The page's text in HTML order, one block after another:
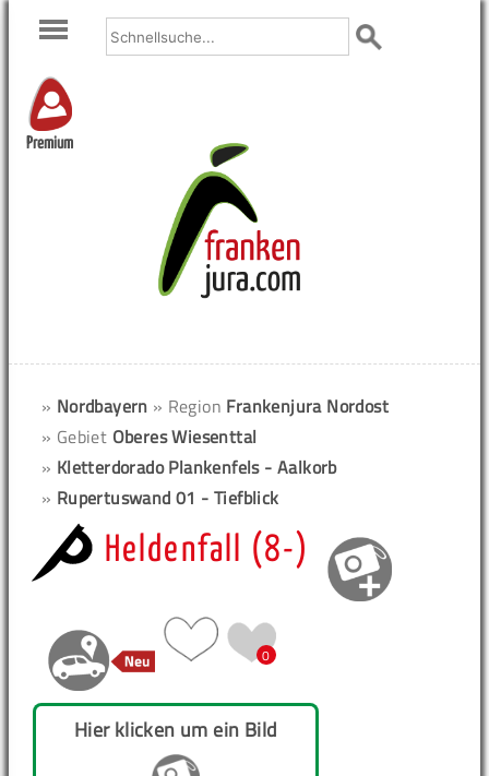
Premium
» Nordbayern » Region Frankenjura Nordost
» Gebiet Oberes Wiesenttal
» Kletterdorado Plankenfels - Aalkorb
» Rupertuswand 01 - Tiefblick
Heldenfall (8-)
0
Hier klicken um ein Bild